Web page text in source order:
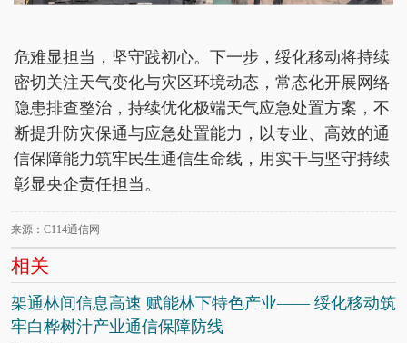
危难显担当，坚守践初心。下一步，绥化移动将持续
密切关注天气变化与灾区环境动态，常态化开展网络
隐患排查整治，持续优化极端天气应急处置方案，不
断提升防灾保通与应急处置能力，以专业、高效的通
信保障能力筑牢民生通信生命线，用实干与坚守持续
彰显央企责任担当。
来源：C114通信网
相关
架通林间信息高速 赋能林下特色产业—— 绥化移动筑
牢白桦树汁产业通信保障防线